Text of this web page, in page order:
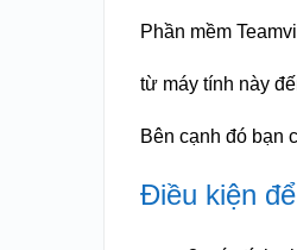
Phần mềm
từ máy tính này
Bên cạnh đó bạn
Điều kiện